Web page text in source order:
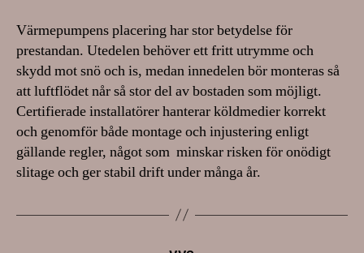
Värmepumpens placering har stor betydelse för
prestandan. Utedelen behöver ett fritt utrymme och
skydd mot snö och is, medan innedelen bör monteras så
att luftflödet når så stor del av bostaden som möjligt.
Certifierade installatörer hanterar köldmedier korrekt
och genomför både montage och injustering enligt
gällande regler, något som minskar risken för onödigt
slitage och ger stabil drift under många år.